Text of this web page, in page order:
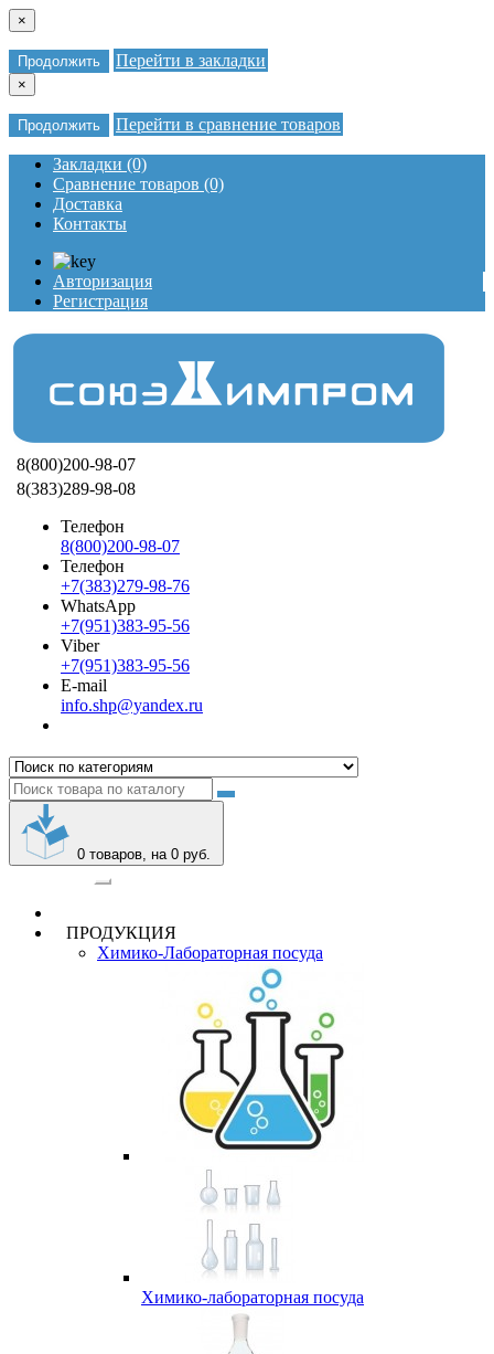
×
Продолжить Перейти в закладки
×
Продолжить Перейти в сравнение товаров
Закладки (0)
Сравнение товаров (0)
Доставка
Контакты
Авторизация
Регистрация
8(800)200-98-07
8(383)289-98-08
Телефон
8(800)200-98-07
Телефон
+7(383)279-98-76
WhatsApp
+7(951)383-95-56
Viber
+7(951)383-95-56
E-mail
info.shp@yandex.ru
0 товаров, на 0 руб.
ПРОДУКЦИЯ
Химико-Лабораторная посуда
Химико-лабораторная посуда